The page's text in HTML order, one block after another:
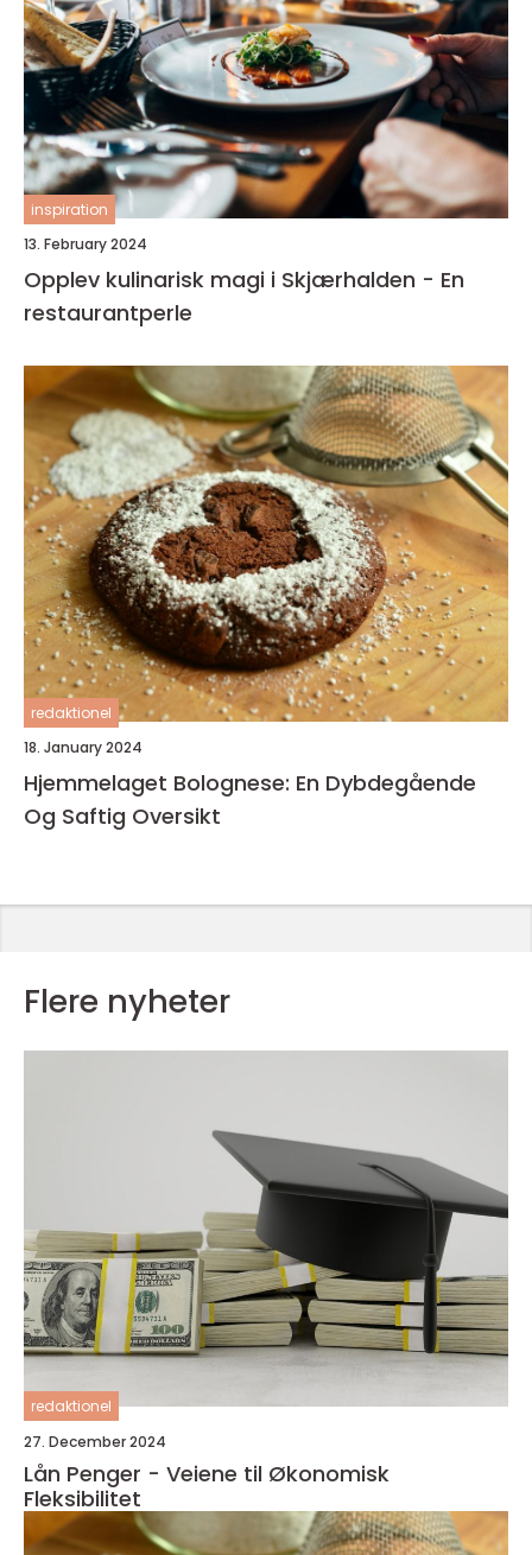
inspiration
13. February 2024
Opplev kulinarisk magi i Skjærhalden - En
restaurantperle
redaktionel
18. January 2024
Hjemmelaget Bolognese: En Dybdegående
Og Saftig Oversikt
Flere nyheter
redaktionel
27. December 2024
Lån Penger - Veiene til Økonomisk
Fleksibilitet